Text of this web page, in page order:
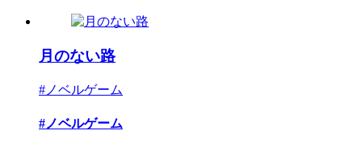
月のない路
#ノベルゲーム
#ノベルゲーム